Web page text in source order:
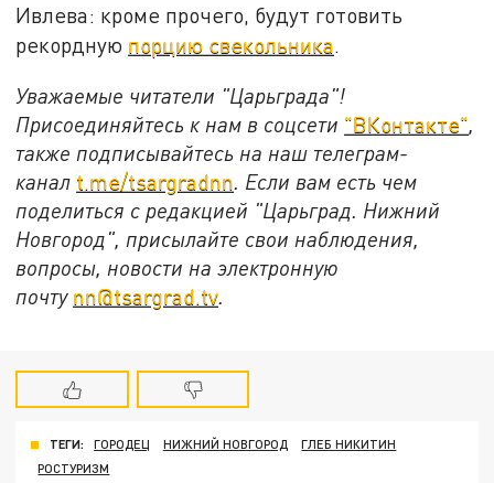
Ивлева: кроме прочего, будут готовить
рекордную порцию свекольника.
Уважаемые читатели "Царьграда"!
Присоединяйтесь к нам в соцсети "ВКонтакте",
также подписывайтесь на наш телеграм-
канал t.me/tsargradnn. Если вам есть чем
поделиться с редакцией "Царьград. Нижний
Новгород", присылайте свои наблюдения,
вопросы, новости на электронную
почту nn@tsargrad.tv.
ТЕГИ: ГОРОДЕЦ НИЖНИЙ НОВГОРОД
ГЛЕБ НИКИТИН
РОСТУРИЗМ